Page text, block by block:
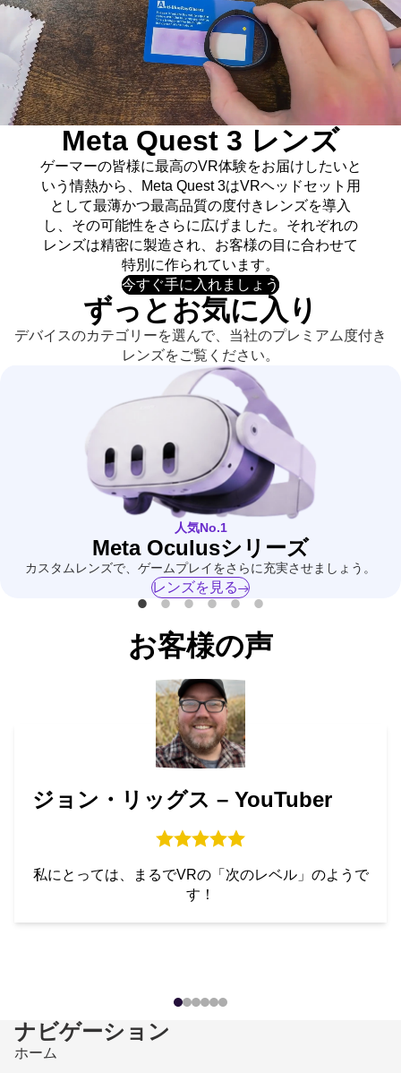
Meta Quest 3 レンズ
ゲーマーの皆様に最高のVR体験をお届けしたいと
いう情熱から、Meta Quest 3はVRヘッドセット用
として最薄かつ最高品質の度付きレンズを導入
し、その可能性をさらに広げました。それぞれの
レンズは精密に製造され、お客様の目に合わせて
特別に作られています。
今すぐ手に入れましょう
ずっとお気に入り
デバイスのカテゴリーを選んで、当社のプレミアム度付き
レンズをご覧ください。
人気No.1
Meta Oculusシリーズ
カスタムレンズで、ゲームプレイをさらに充実させましょう。
レンズを見る
お客様の声
ジョン・リッグス – YouTuber
私にとっては、まるでVRの「次のレベル」のようで
す！
ナビゲーション
ホーム